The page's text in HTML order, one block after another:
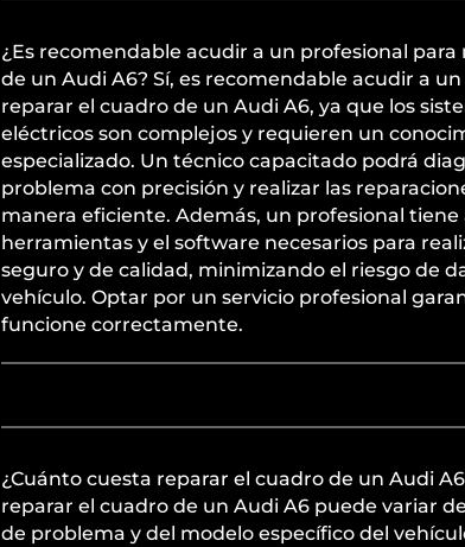
¿Es recomendable acudir a un profesional
de un Audi A6? Sí, es recomendable acudir a
reparar el cuadro de un Audi A6, ya que los
eléctricos son complejos y requieren un
especializado. Un técnico capacitado podrá
problema con precisión y realizar las
manera eficiente. Además, un profesional tiene
herramientas y el software necesarios para
seguro y de calidad, minimizando el riesgo de
vehículo. Optar por un servicio profesional
funcione correctamente.
¿Cuánto cuesta reparar el cuadro de un Audi
reparar el cuadro de un Audi A6 puede variar
de problema y del modelo específico del